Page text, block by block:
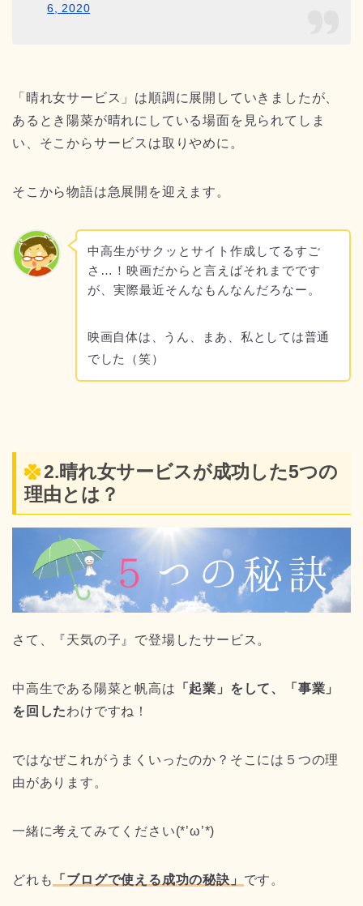
6, 2020
「晴れ女サービス」は順調に展開していきましたが、
あるとき陽菜が晴れにしている場面を見られてしま
い、そこからサービスは取りやめに。
そこから物語は急展開を迎えます。
中高生がサクッとサイト作成してるすご
さ…！映画だからと言えばそれまでです
が、実際最近そんなもんなんだろなー。
映画自体は、うん、まあ、私としては普通
でした（笑）
2.晴れ女サービスが成功した5つの
理由とは？
さて、『天気の子』で登場したサービス。
中高生である陽菜と帆高は 「起業」をして、「事業」
を回したわけですね！
ではなぜこれがうまくいったのか？そこには５つの理
由があります。
一緒に考えてみてください(*’ω’*)
どれも 「ブログで使える成功の秘訣」 です。